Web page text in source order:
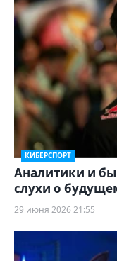
КИБЕРСПОРТ
Аналитики и
слухи о
29 июня 2026 21:55